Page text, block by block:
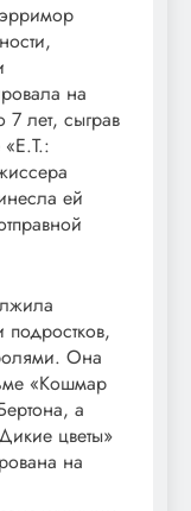
на
7 лет, сыграв
ей
Она
«Кошмар
а
цветы»
на